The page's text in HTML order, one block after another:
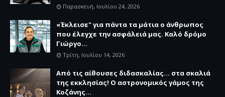
Παρασκευή, Ιουλίου 24, 2026
«Έκλεισε" για πάντα τα μάτια ο άνθρωπος
που έλεγχε την ασφάλειά μας. Καλό δρόμο
Γιώργο...
Τρίτη, Ιουλίου 14, 2026
Από τις αίθουσες διδασκαλίας… στα σκαλιά
της εκκλησίας! Ο αστρονομικός γάμος της
Κοζάνης...